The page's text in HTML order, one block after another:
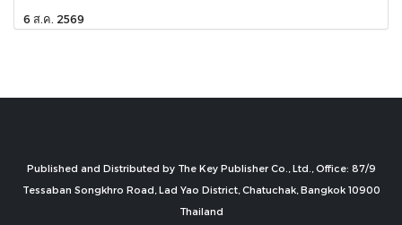
6 ส.ค. 2569
Published and Distributed by The Key Publisher Co., Ltd., Office: 87/9
Tessaban Songkhro Road, Lad Yao District, Chatuchak, Bangkok 10900
Thailand